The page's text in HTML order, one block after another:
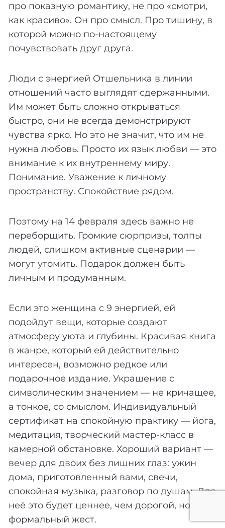
про показную романтику, не про «смотри,
как красиво». Он про смысл. Про тишину, в
которой можно по-настоящему
почувствовать друг друга.
Люди с энергией Отшельника в линии
отношений часто выглядят сдержанными.
Им может быть сложно открываться
быстро, они не всегда демонстрируют
чувства ярко. Но это не значит, что им не
нужна любовь. Просто их язык любви — это
внимание к их внутреннему миру.
Понимание. Уважение к личному
пространству. Спокойствие рядом.
Поэтому на 14 февраля здесь важно не
переборщить. Громкие сюрпризы, толпы
людей, слишком активные сценарии —
могут утомить. Подарок должен быть
личным и продуманным.
Если это женщина с 9 энергией, ей
подойдут вещи, которые создают
атмосферу уюта и глубины. Красивая книга
в жанре, который ей действительно
интересен, возможно редкое или
подарочное издание. Украшение с
символическим значением — не кричащее,
а тонкое, со смыслом. Индивидуальный
сертификат на спокойную практику — йога,
медитация, творческий мастер-класс в
камерной обстановке. Хороший вариант —
вечер для двоих без лишних глаз: ужин
дома, приготовленный вами, свечи,
спокойная музыка, разговор по душам. Для
неё это будет ценнее, чем дорогой, но
формальный жест.